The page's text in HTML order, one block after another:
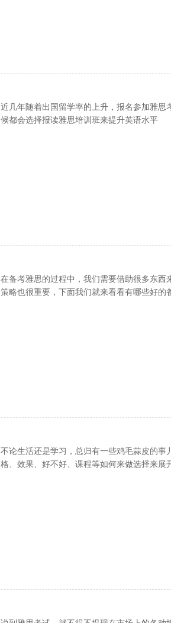
近几年随着出国留学率的上升，报名参加雅
候都会选择报读雅思培训班来提升英语水平
在备考雅思的过程中，我们需要借助很多东
策略也很重要，下面我们就来看看有哪些好的
不论生活还是学习，总归有一些鸡毛蒜皮的
格、效果、好不好、课程等如何来做选择来